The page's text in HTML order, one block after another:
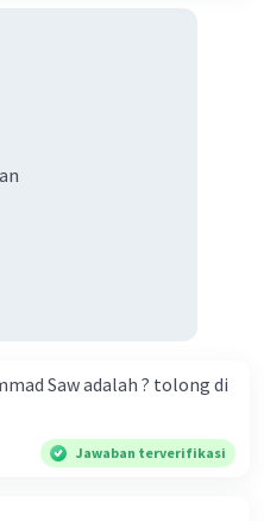
adalah ? tolong di
Jawaban terverifikasi